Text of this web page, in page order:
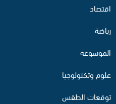
اقتصاد
رياضة
الموسوعة
علوم وتكنولوجيا
توقعات الطقس